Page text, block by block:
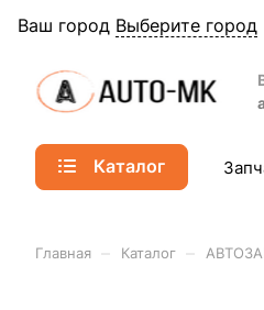
Ваш город Выберите город
Каталог
Главная Каталог